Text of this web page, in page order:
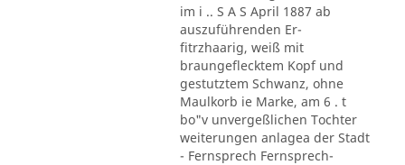
im i .. S A S April 1887 ab
auszuführenden Er-
fitrzhaarig, weiß mit
braungeflecktem Kopf und
gestutztem Schwanz, ohne
Maulkorb ie Marke, am 6 . t
bo"v unvergeßlichen Tochter
weiterungen anlagea der Stadt
- Fernsprech Fernsprech-